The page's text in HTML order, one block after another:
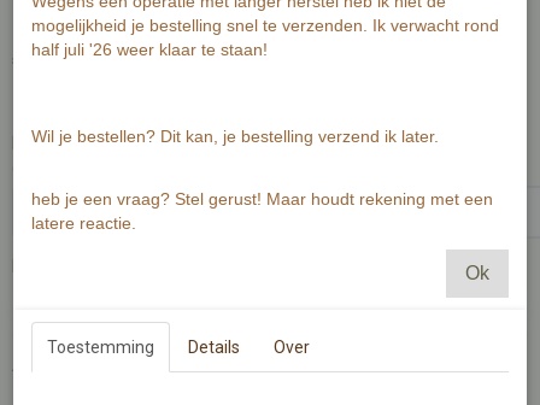
€ 2,00
Handgeschreven tekst op achterzijde kaart (zwart fineliner) voor
mogelijkheid je bestelling snel te verzenden. Ik verwacht rond
half juli '26 weer klaar te staan!
Wil je bestellen? Dit kan, je bestelling verzend ik later.
heb je een vraag? Stel gerust! Maar houdt rekening met een
latere reactie.
Ok
Toestemming Details Over